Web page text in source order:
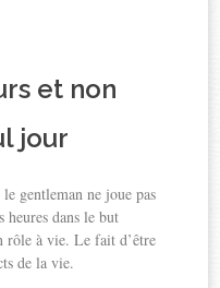
et non
jour
gentleman ne joue pas
heures dans le but
rôle à vie. Le fait d’être
de la vie.